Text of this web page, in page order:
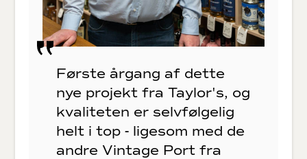
Første årgang af dette
nye projekt fra Taylor's, og
kvaliteten er selvfølgelig
helt i top - ligesom med de
andre Vintage Port fra